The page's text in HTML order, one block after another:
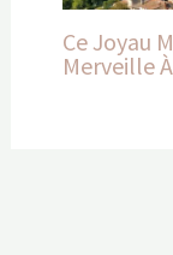
Ce Joyau
Merveille